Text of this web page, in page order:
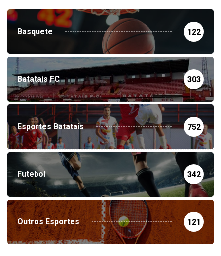
Basquete 122
Batatais FC 303
Esportes Batatais 752
Futebol 342
Outros Esportes 121